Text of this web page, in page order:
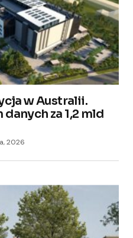
w Australii.
za 1,2 mld
2026